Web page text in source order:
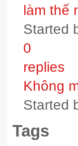
làm thế
Started
0
replies
Không
Started
Tags